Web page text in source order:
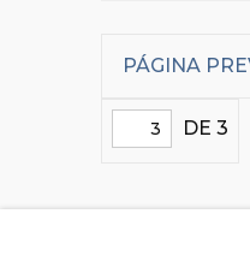
PÁGINA
DE 3